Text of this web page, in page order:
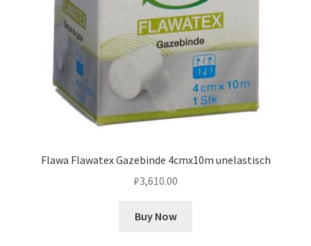
Flawa Flawatex Gazebinde 4cmx10m unelastisch
₽3,610.00
Buy Now